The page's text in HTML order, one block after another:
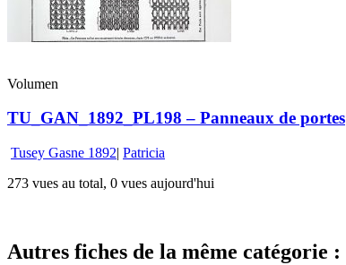
Volumen
TU_GAN_1892_PL198 – Panneaux de portes
Tusey Gasne 1892| Patricia
273 vues au total, 0 vues aujourd'hui
Autres fiches de la même catégorie :